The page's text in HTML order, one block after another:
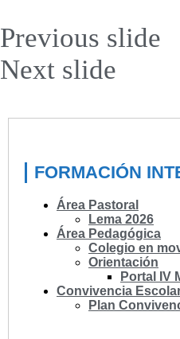
Previous slide
Next slide
FORMACIÓN
Área Pastoral
Lema 2026
Área Pedagógica
Colegio en
Orientación
Portal IV
Convivencia
Plan